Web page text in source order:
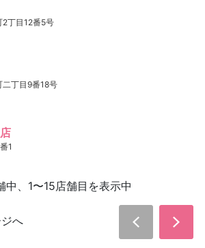
2丁目12番5号
丁目9番18号
1
中、1〜15店舗目を表示中
へ